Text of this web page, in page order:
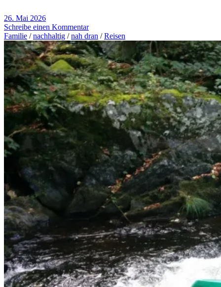
26. Mai 2026
Schreibe einen Kommentar
Familie /nachhaltig /nah dran /Reisen